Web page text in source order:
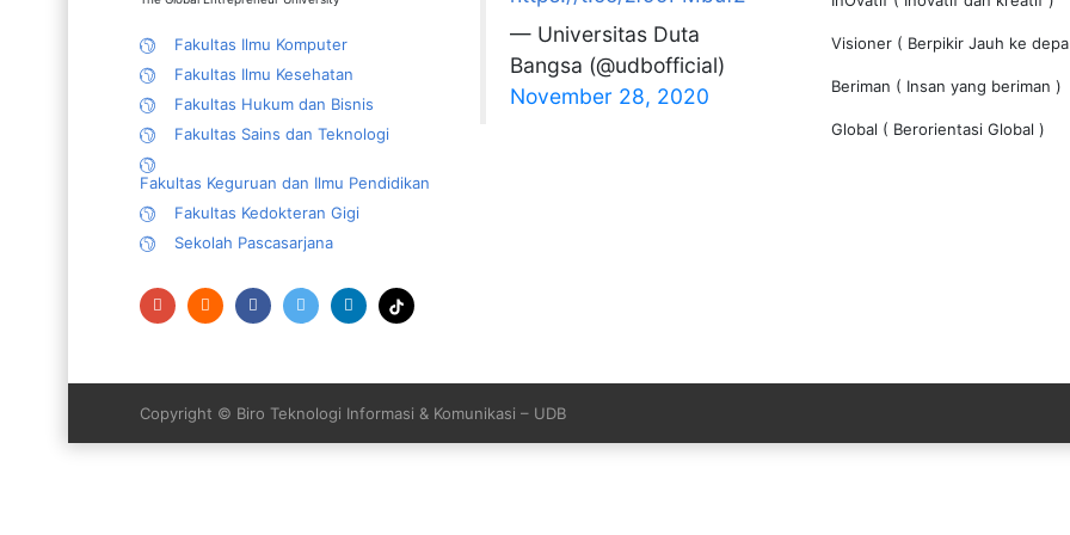
Fakultas Ilmu Komputer
Fakultas Ilmu Kesehatan
Fakultas Hukum dan Bisnis
Fakultas Sains dan Teknologi
Fakultas Keguruan dan Ilmu Pendidikan
Fakultas Kedokteran Gigi
Sekolah Pascasarjana
— Universitas Duta
Bangsa (@udbofficial)
November 28, 2020
Visioner ( Berpikir Jauh ke
Beriman ( Insan yang beriman )
Global ( Berorientasi Global )
Copyright © Biro Teknologi Informasi & Komunikasi – UDB